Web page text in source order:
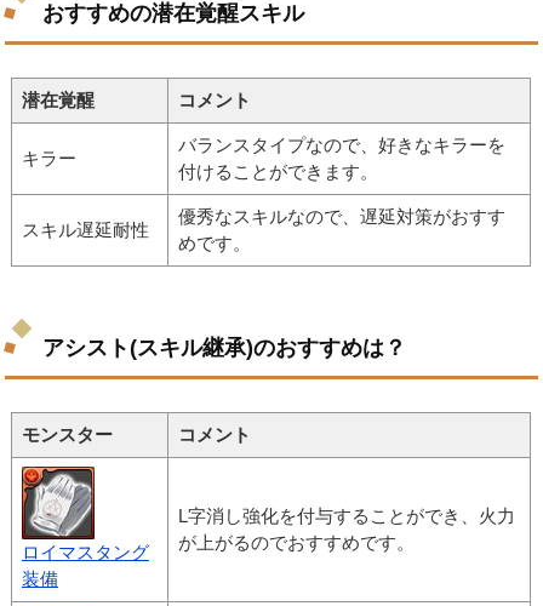
おすすめの潜在覚醒スキル
潜在覚醒 コメント
キラー
バランスタイプなので、好きなキラーを
付けることができます。
スキル遅延耐性
優秀なスキルなので、遅延対策がおすす
めです。
アシスト(スキル継承)のおすすめは？
モンスター コメント
ロイマスタング
装備
L字消し強化を付与することができ、火力
が上がるのでおすすめです。